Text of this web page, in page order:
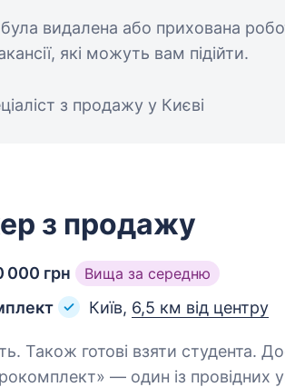
була видалена або прихована
які можуть вам підійти.
з продажу у Києві
з продажу
000 грн Вища за середню
Київ, 6,5 км від центру
Також готові взяти студента.
— один із провідних